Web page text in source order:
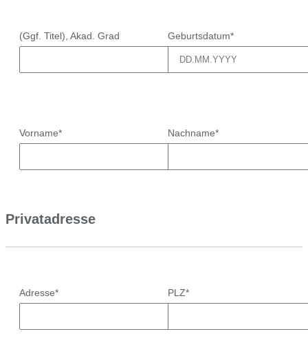
(Ggf. Titel), Akad. Grad Geburtsdatum*
Vorname* Nachname*
Privatadresse
Adresse* PLZ*